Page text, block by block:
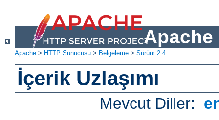
Apache
Apache > HTTP Sunucusu > Belgeleme > Sürüm 2.4
İçerik Uzlaşımı
Mevcut Diller: